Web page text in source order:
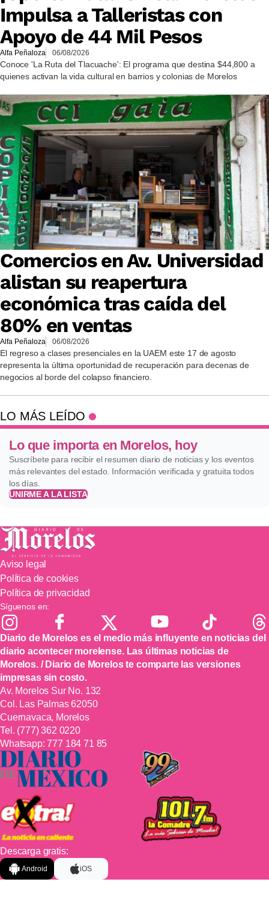
Impulsa a Talleristas con
Apoyo de 44 Mil Pesos
Alfa Peñaloza 06/08/2026
Conoce 'La Ruta del Tlacuache': El programa que destina $44,800 a
quienes activan la vida cultural en barrios y colonias de Morelos
Comercios en Av. Universidad
alistan su reapertura
económica tras caída del
80% en ventas
Alfa Peñaloza 06/08/2026
El regreso a clases presenciales en la UAEM este 17 de agosto
representa la última oportunidad de recuperación para decenas de
negocios al borde del colapso financiero.
LO MÁS LEÍDO
Lo que importa en Morelos, hoy
Suscríbete para recibir el resumen diario de noticias y los eventos
más relevantes del estado. Información verificada y gratuita todos
los días.
UNIRME A LA LISTA
Aviso legal
Política de cookies
Política de privacidad
Síguenos en:
Diario de Morelos es el medio más influyente en noticias del
diario acontecer morelense. Las últimas noticias de
Morelos. / Diario de Morelos te comparte las versiones
impresas sin costo.
Av. Morelos Sur No. 132
Col. Las Palmas 62050
Cuernavaca, Morelos
Tel. (777) 362 0220
Whatsapp:777 184 71 85
Descarga gratis:
Android iOS